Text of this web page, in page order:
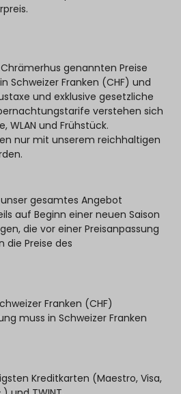
genannten Preise
Schweizer Franken (CHF) und
und exklusive gesetzliche
verstehen sich
WLAN und Frühstück.
nur mit unserem reichhaltigen
gesamtes Angebot
auf Beginn einer neuen Saison
die vor einer Preisanpassung
Preise des
Franken (CHF)
muss in Schweizer Franken
Kreditkarten (Maestro, Visa,